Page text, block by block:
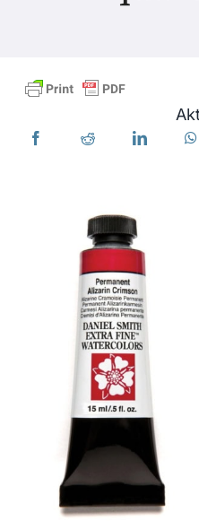
Ressourcen
Händler finden
Kontaktieren Sie uns
Abonnieren